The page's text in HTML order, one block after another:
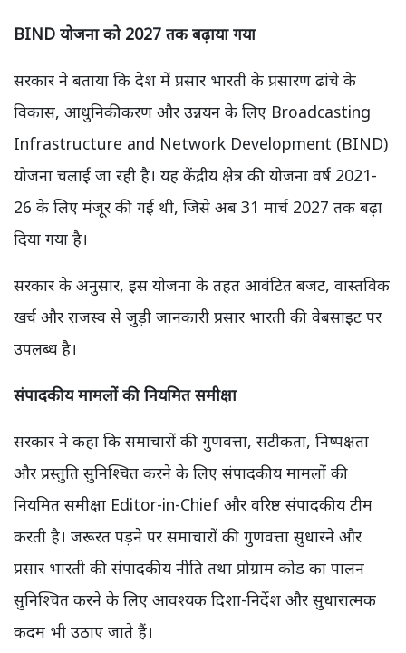
BIND योजना को 2027 तक बढ़ाया गया
सरकार ने बताया कि देश में प्रसार भारती के प्रसारण ढांचे के
विकास, आधुनिकीकरण और उन्नयन के लिए Broadcasting
Infrastructure and Network Development (BIND)
योजना चलाई जा रही है। यह केंद्रीय क्षेत्र की योजना वर्ष 2021-
26 के लिए मंजूर की गई थी, जिसे अब 31 मार्च 2027 तक बढ़ा
दिया गया है।
सरकार के अनुसार, इस योजना के तहत आवंटित बजट, वास्तविक
खर्च और राजस्व से जुड़ी जानकारी प्रसार भारती की वेबसाइट पर
उपलब्ध है।
संपादकीय मामलों की नियमित समीक्षा
सरकार ने कहा कि समाचारों की गुणवत्ता, सटीकता, निष्पक्षता
और प्रस्तुति सुनिश्चित करने के लिए संपादकीय मामलों की
नियमित समीक्षा Editor-in-Chief और वरिष्ठ संपादकीय टीम
करती है। जरूरत पड़ने पर समाचारों की गुणवत्ता सुधारने और
प्रसार भारती की संपादकीय नीति तथा प्रोग्राम कोड का पालन
सुनिश्चित करने के लिए आवश्यक दिशा-निर्देश और सुधारात्मक
कदम भी उठाए जाते हैं।